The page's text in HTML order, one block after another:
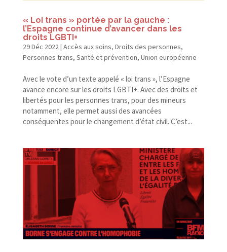
« Loi trans » portée par la gauche :
l’Espagne continue d’avancer dans les
droits LGBTI+
29 Déc 2022| Accès aux soins, Droits des personnes,
Personnes trans, Santé et prévention, Union européenne
Avec le vote d’un texte appelé « loi trans », l’Espagne
avance encore sur les droits LGBTI+. Avec des droits et
libertés pour les personnes trans, pour des mineurs
notamment, elle permet aussi des avancées
conséquentes pour le changement d’état civil. C’est...